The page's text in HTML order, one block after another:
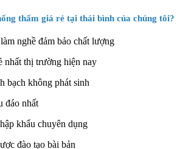
thấm giá rẻ tại thái bình của chúng tôi?
nghề đảm bảo chất lượng
nhất thị trường hiện nay
bạch không phát sinh
đáo nhất
khẩu chuyên dụng
đào tạo bài bản